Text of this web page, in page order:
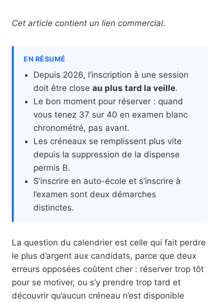
Cet article contient un lien commercial.
EN RÉSUMÉ
Depuis 2026, l’inscription à une session
doit être close au plus tard la veille.
Le bon moment pour réserver : quand
vous tenez 37 sur 40 en examen blanc
chronométré, pas avant.
Les créneaux se remplissent plus vite
depuis la suppression de la dispense
permis B.
S’inscrire en auto-école et s’inscrire à
l’examen sont deux démarches
distinctes.
La question du calendrier est celle qui fait perdre
le plus d’argent aux candidats, parce que deux
erreurs opposées coûtent cher : réserver trop tôt
pour se motiver, ou s’y prendre trop tard et
découvrir qu’aucun créneau n’est disponible